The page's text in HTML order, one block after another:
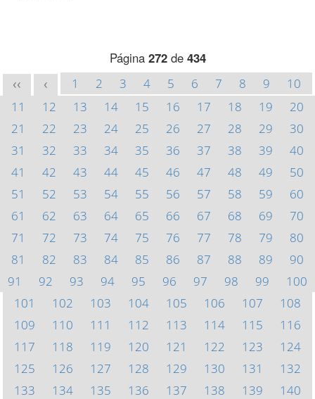
Página 272de 434
<< < 1 2 3 4 5 6 7 8 9
10
11
12 13 14 15 16 17 18 19
20
21
22 23 24 25 26 27 28 29
30
31
32 33 34 35 36 37 38 39
40
41
42 43 44 45 46 47 48 49
50
51
52 53 54 55 56 57 58 59
60
61
62 63 64 65 66 67 68 69
70
71
72 73 74 75 76 77 78 79
80
81
82 83 84 85 86 87 88 89
90
91
92 93 94 95 96 97 98 99
100
101
102 103 104 105 106 107
108
109
110 111 112 113 114 115
116
117
118 119 120 121 122 123
124
125
126 127 128 129 130 131
132
133
134 135 136 137 138 139
140